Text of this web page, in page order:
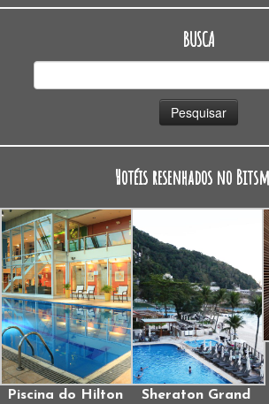
BUSCA
Hotéis resenhados no
Piscina do Hilton
Sheraton Grand